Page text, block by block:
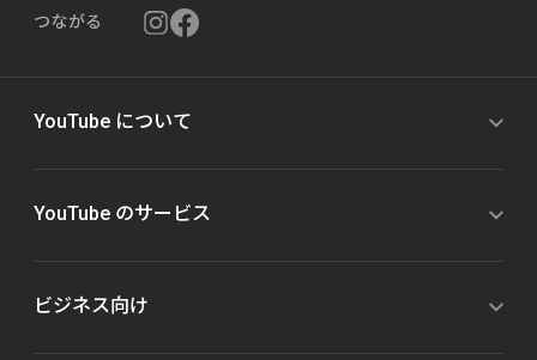
つながる
YouTube について
YouTube のサービス
ビジネス向け